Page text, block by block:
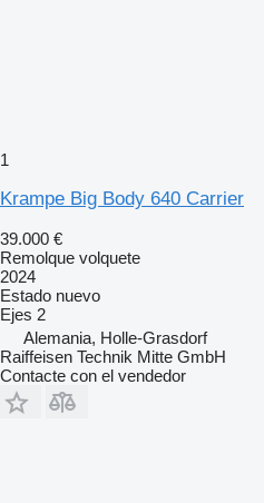
1
Krampe Big Body 640 Carrier
39.000 €
Remolque volquete
2024
Estado nuevo
Ejes 2
Alemania, Holle-Grasdorf
Raiffeisen Technik Mitte GmbH
Contacte con el vendedor